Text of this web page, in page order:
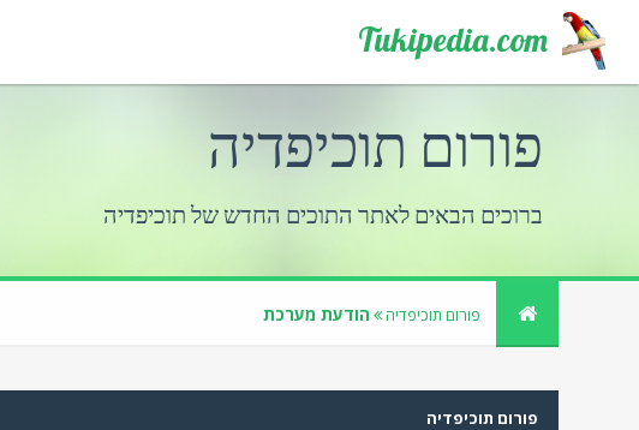
Tukipedia.com
פורום תוכיפדיה
ברוכים הבאים לאתר התוכים החדש של תוכיפדיה
פורום תוכיפדיה הודעת מערכת
פורום תוכיפדיה